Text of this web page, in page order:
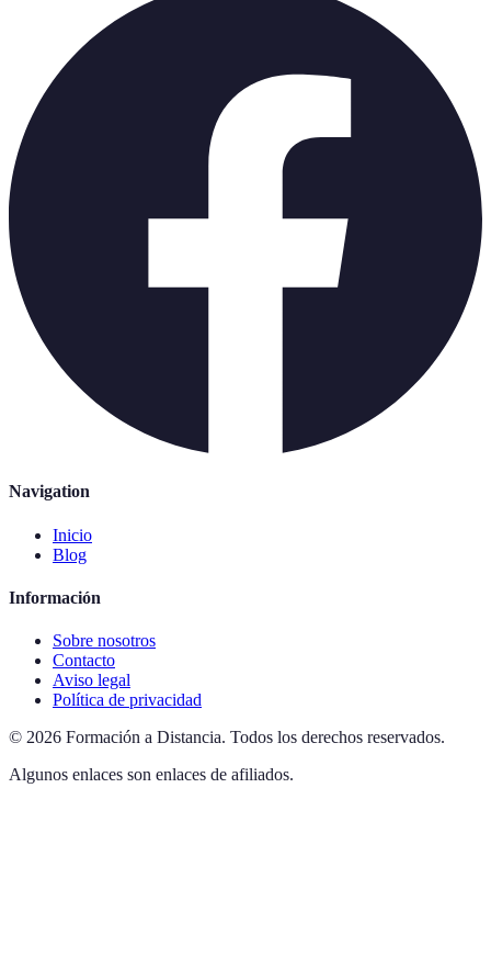
Navigation
Inicio
Blog
Información
Sobre nosotros
Contacto
Aviso legal
Política de privacidad
© 2026 Formación a Distancia. Todos los derechos reservados.
Algunos enlaces son enlaces de afiliados.